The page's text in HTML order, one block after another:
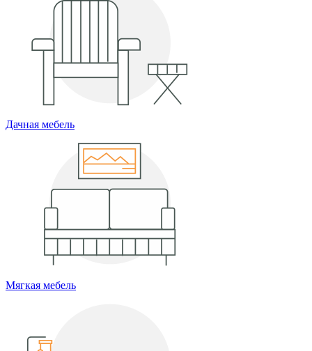
Дачная мебель
Мягкая мебель